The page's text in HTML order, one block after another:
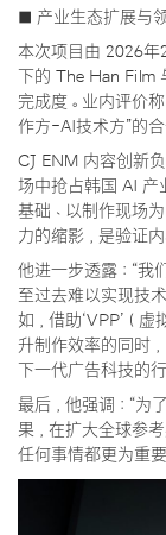
■ 产业生态扩展与
本次项目由 2026年
下的 The Han Film
完成度。业内评价
作方-AI技术方”的
CJ ENM 内容创新
场中抢占韩国 AI 产
基础、以制作现场
力的缩影，是验证
他进一步透露：“我
至过去难以实现技
如，借助‘VPP’（
升制作效率的同时
下一代广告科技的
最后，他强调：“为
果，在扩大全球参
任何事情都更为重要